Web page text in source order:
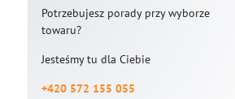
Potrzebujesz porady przy wyborze
towaru?
Jesteśmy tu dla Ciebie
+420 572 155 055